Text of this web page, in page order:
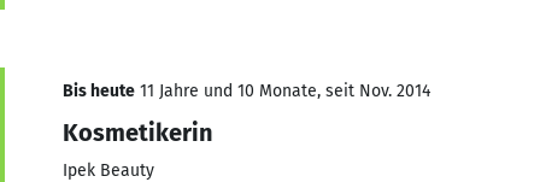
Bis heute 11 Jahre und 10 Monate, seit Nov. 2014
Kosmetikerin
Ipek Beauty